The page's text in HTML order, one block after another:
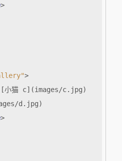
>
>
>